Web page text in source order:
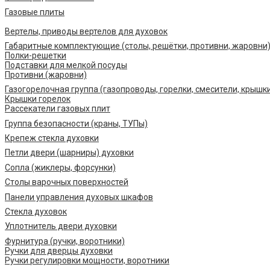
Газовые плиты
Вертелы, приводы вертелов для духовок
Габаритные комплектующие (столы, решётки, противни, жаровни)
Полки-решетки
Подставки для мелкой посуды
Противни (жаровни)
Газогорелочная группа (газопроводы, горелки, смесители,
Крышки горелок
Рассекатели газовых плит
Группа безопасности (краны, ТУПы)
Крепеж стекла духовки
Петли двери (шарниры) духовки
Сопла (жиклеры, форсунки)
Столы варочных поверхностей
Панели управления духовых шкафов
Стекла духовок
Уплотнитель двери духовки
Фурнитура (ручки, воротники)
Ручки для дверцы духовки
Ручки регулировки мощности, воротники